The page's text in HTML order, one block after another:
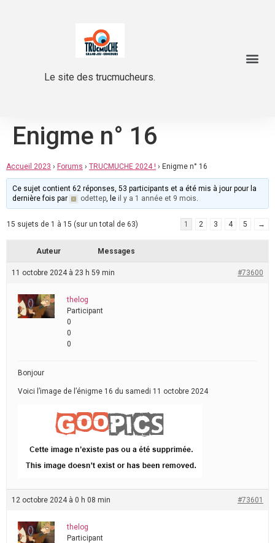
Le site des trucmucheurs.
Enigme n° 16
Accueil 2023 › Forums › TRUCMUCHE 2024 ! › Enigme n° 16
Ce sujet contient 62 réponses, 53 participants et a été mis à jour pour la
dernière fois par
odettep, le il y a 1 année et 9 mois.
15 sujets de 1 à 15 (sur un total de 63) 1 2 3 4 5 →
Auteur Messages
11 octobre 2024 à 23 h 59 min #73600
thelog
Participant
0
0
0
Bonjour
Voici l’image de l’énigme 16 du samedi 11 octobre 2024
12 octobre 2024 à 0 h 08 min #73601
thelog
Participant